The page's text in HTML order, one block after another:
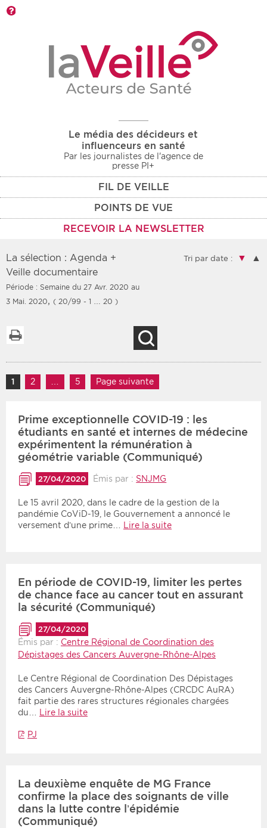
Le média des décideurs et
influenceurs en santé
Par les journalistes de l'agence de
presse PI+
FIL DE VEILLE
POINTS DE VUE
RECEVOIR LA NEWSLETTER
prochains jours
Communiqués des 10
derniers jours
Rendez-vous
Les deux
Secteur
Protection sociale
Sanitaire
Médico-social
Zone géographique
Choisir une date de débutChoisir une date de finChronologique
La sélection : Agenda +
Veille documentaire
Période : Semaine du 27 Avr. 2020 au
3 Mai. 2020, ( 20/99 - 1 … 20 )
Tri par date : ▼ ▲
Navigation des articles
Page
1 Page
2 Page
5 Page suivante
Prime exceptionnelle COVID-19 : les
étudiants en santé et internes de médecine
expérimentent la rémunération à
géométrie variable (Communiqué)
27/04/2020 Émis par : SNJMG
Le 15 avril 2020, dans le cadre de la gestion de la
pandémie CoViD-19, le Gouvernement a annoncé le
versement d’une prime… Lire la suite
En période de COVID-19, limiter les pertes
de chance face au cancer tout en assurant
la sécurité (Communiqué)
27/04/2020
Émis par : Centre Régional de Coordination des
Dépistages des Cancers Auvergne-Rhône-Alpes
Le Centre Régional de Coordination Des Dépistages
des Cancers Auvergne-Rhône-Alpes (CRCDC AuRA)
fait partie des rares structures régionales chargées
du… Lire la suite
PJ
La deuxième enquête de MG France
confirme la place des soignants de ville
dans la lutte contre l’épidémie
(Communiqué)